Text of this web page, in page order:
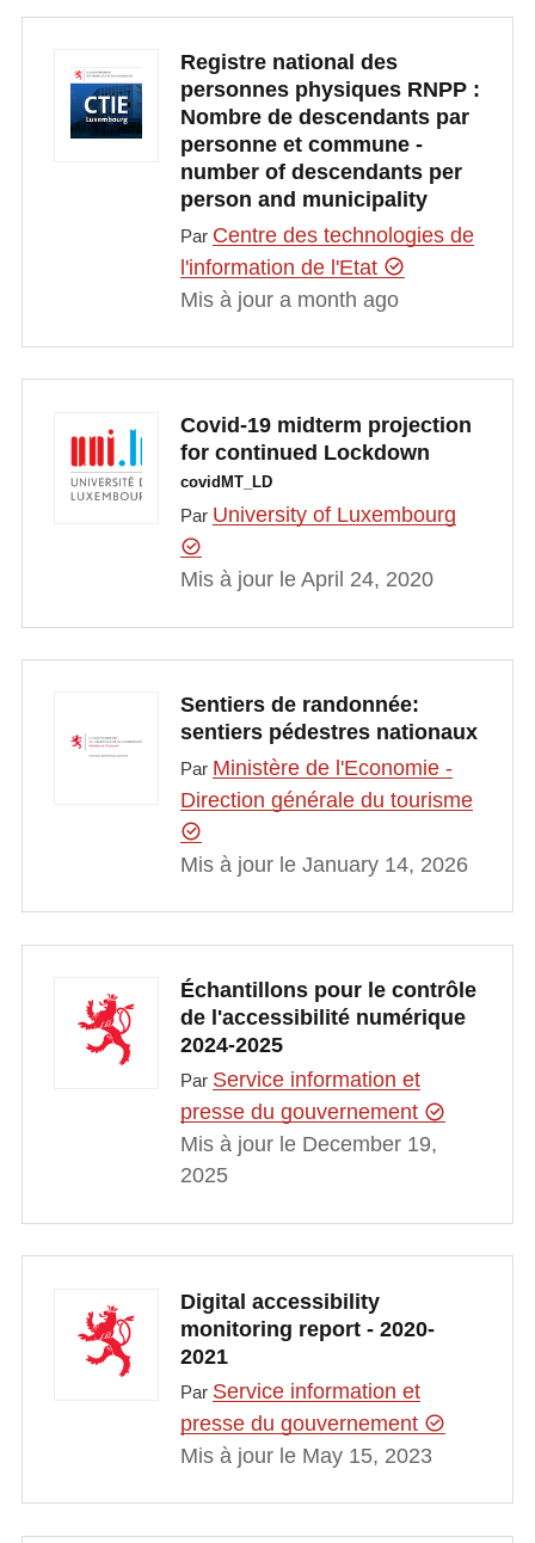
Registre national des
personnes physiques RNPP :
Nombre de descendants par
personne et commune -
number of descendants per
person and municipality
Par Centre des technologies de
l'information de l'Etat
Mis à jour a month ago
Covid-19 midterm projection
for continued Lockdown
covidMT_LD
Par University of Luxembourg
Mis à jour le April 24, 2020
Sentiers de randonnée:
sentiers pédestres nationaux
Par Ministère de l'Economie -
Direction générale du tourisme
Mis à jour le January 14, 2026
Échantillons pour le contrôle
de l'accessibilité numérique
2024-2025
Par Service information et
presse du gouvernement
Mis à jour le December 19,
2025
Digital accessibility
monitoring report - 2020-
2021
Par Service information et
presse du gouvernement
Mis à jour le May 15, 2023